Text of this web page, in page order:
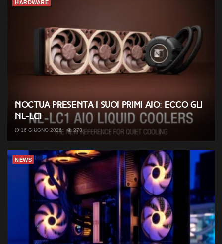
HARDWARE
Noctua presenta i suoi primi AIO: ecco gli
NL-LC1
16 GIUGNO 2026 278
NEWS